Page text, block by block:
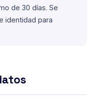
de 30 días. Se
identidad para